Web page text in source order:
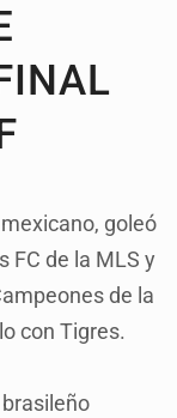
goleó
FC de la MLS y
de la
con Tigres.